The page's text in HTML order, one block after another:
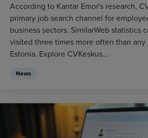
According to Kantar Emor's research,
primary job search channel for
business sectors. SimilarWeb statistics
visited three times more often than
Estonia. Explore CVKeskus...
News